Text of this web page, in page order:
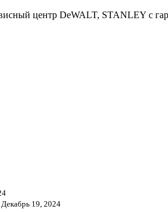
центр DeWALT, STANLEY с
Декабрь 19, 2024